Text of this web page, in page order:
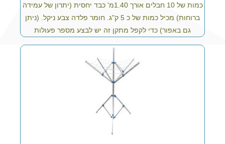
כמות של 10 חבלים אורך 1.40מ' כבד יחסית (יתרון של עמידה
ברוחות) מכיל כמות של כ 5 ק"ג. חומר פלדה צבע ניקל. (ניתן
גם באפור) כדי לקפל מתקן זה יש לבצע מספר פעולות